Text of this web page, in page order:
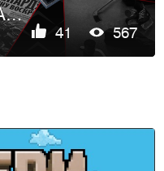
75-летие клуба ХК «Авангард»
41 567